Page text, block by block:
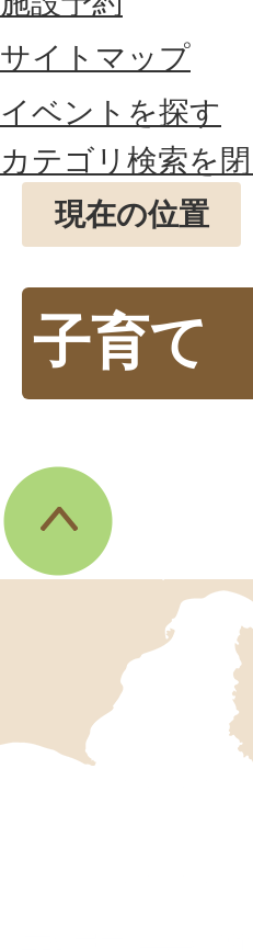
サイトマップ
イベントを探す
カテゴリ検索を
現在の位置
子育て